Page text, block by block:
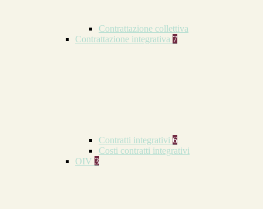
Contrattazione collettiva
Contrattazione integrativa 7
Contratti integrativi 6
Costi contratti integrativi
OIV 3